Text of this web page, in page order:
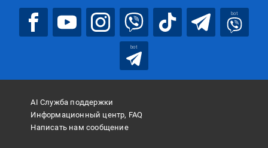
bot
bot
AI Служба поддержки
Информационный центр, FAQ
Написать нам сообщение